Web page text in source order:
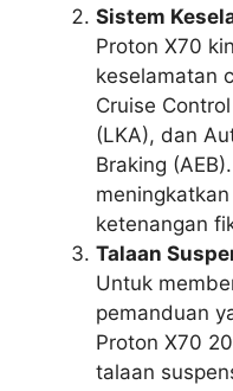
Sistem
Proton X70
keselamatan
Cruise
(LKA), dan
Braking
ketenangan
Talaan
Untuk
pemanduan
Proton X70
talaan